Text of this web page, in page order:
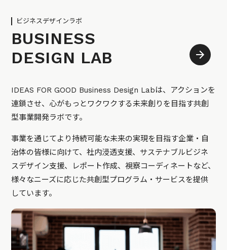
ビジネスデザインラボ
BUSINESS
DESIGN LAB
IDEAS FOR GOOD Business Design Labは、アクションを
連鎖させ、心がもっとワクワクする未来創りを目指す共創
型事業開発ラボです。
事業を通じてより持続可能な未来の実現を目指す企業・自
治体の皆様に向けて、社内浸透支援、サステナブルビジネ
スデザイン支援、レポート作成、視察コーディネートなど、
様々なニーズに応じた共創型プログラム・サービスを提供
しています。